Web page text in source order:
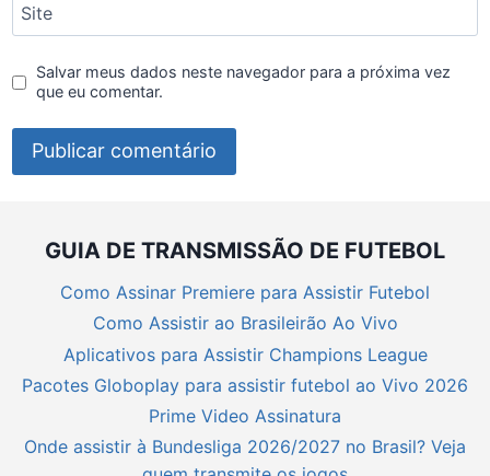
Site
Salvar meus dados neste navegador para a próxima vez
que eu comentar.
GUIA DE TRANSMISSÃO DE FUTEBOL
Como Assinar Premiere para Assistir Futebol
Como Assistir ao Brasileirão Ao Vivo
Aplicativos para Assistir Champions League
Pacotes Globoplay para assistir futebol ao Vivo 2026
Prime Video Assinatura
Onde assistir à Bundesliga 2026/2027 no Brasil? Veja